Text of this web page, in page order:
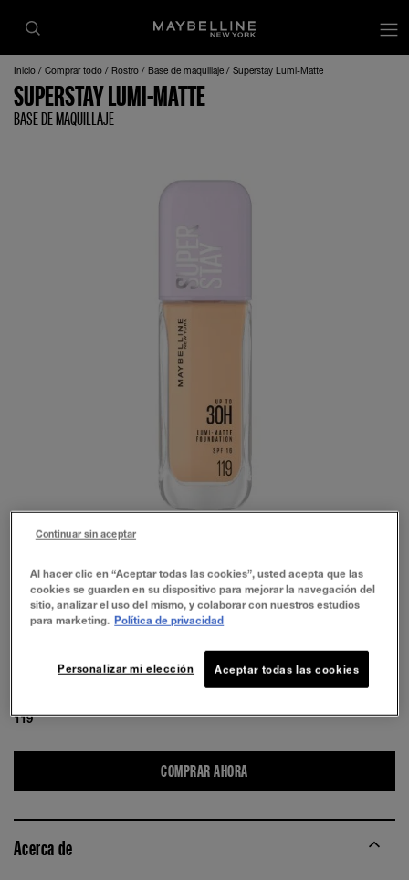
Inicio Comprar todo Rostro Base de maquillaje Superstay Lumi-Matte
SUPERSTAY LUMI-MATTE
BASE DE MAQUILLAJE
119
COMPRAR AHORA
Acerca de
Al hacer clic en “Aceptar todas las cookies”, usted acepta que las
cookies se guarden en su dispositivo para mejorar la navegación del
sitio, analizar el uso del mismo, y colaborar con nuestros estudios
para marketing. Política de privacidad
Aceptar todas las cookies
Personalizar mi elección
Continuar sin aceptar